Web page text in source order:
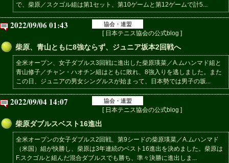
で、柴原／スクゴル組は第1セット、第10ゲームと第12ゲームで計5...
2022/09/06 01:43 協会・連盟
[ 日本テニス協会の公式blog ]
柴原、青山ともに8強ならず、ジュニア坂本2回戦へ
全米オープン、女子ダブルス3回戦に進出した柴原瑛菜／A.ムハンマド組と
青山修子／チャン・ハオチン組はともに敗れ、8強入りを逃しました。また
この日、ジュニアの男女シングルスが始まって、日本勢では男子の坂...
2022/09/04 14:07 協会・連盟
[ 日本テニス協会の公式blog ]
柴原ダブルスベスト16進出
全米オープンの女子ダブルス2回戦、第9シードの柴原瑛菜／A.ムハンマド
（米国）組が快勝し、柴原は3年連続のベスト16進出を決めました。柴原は
F.スクゴルと組んだ混合ダブルスでも勝ち、準々決勝に進出しま...